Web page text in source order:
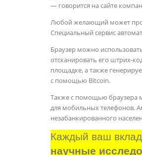
— говорится на сайте
Любой желающий может
Специальный сервис
Браузер можно
отсканировать его штрих-
площадке, а также
с помощью Bitcoin.
Также с помощью браузера
для мобильных телефонов.
незабанкированного
Каждый ваш
научные